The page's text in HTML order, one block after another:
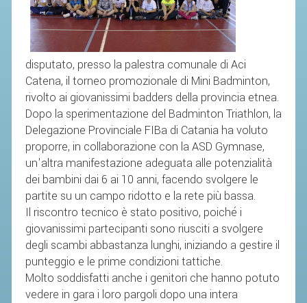
disputato, presso la palestra comunale di Aci
Catena, il torneo promozionale di Mini Badminton,
rivolto ai giovanissimi badders della provincia etnea.
Dopo la sperimentazione del Badminton Triathlon, la
Delegazione Provinciale FIBa di Catania ha voluto
proporre, in collaborazione con la ASD Gymnase,
un'altra manifestazione adeguata alle potenzialità
dei bambini dai 6 ai 10 anni, facendo svolgere le
partite su un campo ridotto e la rete più bassa.
Il riscontro tecnico è stato positivo, poiché i
giovanissimi partecipanti sono riusciti a svolgere
degli scambi abbastanza lunghi, iniziando a gestire il
punteggio e le prime condizioni tattiche.
Molto soddisfatti anche i genitori che hanno potuto
vedere in gara i loro pargoli dopo una intera
GIUSTIZIA FEDERALE
REGOLAMENTI
PROVVEDIMENTI
ORGANI DI GIUSTIZIA FEDERALE
MAGLIA AZZURRA
STAFF TECNICO
CTF – PALABADMINTON
ATLETI D'INTERESSE NAZIONALE
SCHEDE ATLETI
VOLA CON NOI